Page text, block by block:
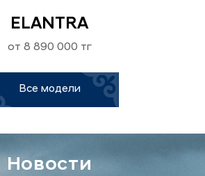
ELANTRA
от 8 890 000 тг
Все модели
Новости